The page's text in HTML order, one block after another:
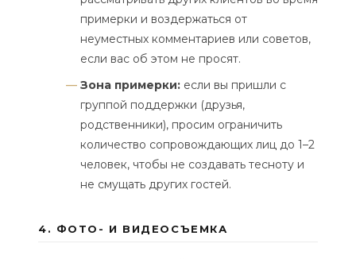
примерки и воздержаться от
неуместных комментариев или советов,
если вас об этом не просят.
Зона примерки: если вы пришли с
группой поддержки (друзья,
родственники), просим ограничить
количество сопровождающих лиц до 1–2
человек, чтобы не создавать тесноту и
не смущать других гостей.
4. ФОТО- И ВИДЕОСЪЕМКА